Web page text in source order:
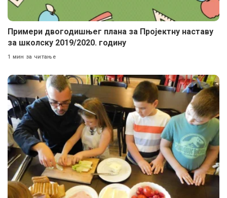
Примери двогодишњег плана за Пројектну наставу
за школску 2019/2020. годину
1 мин за читање